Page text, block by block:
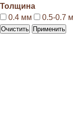
Толщина
0.4 мм
0.5-0.7
Очистить Применить